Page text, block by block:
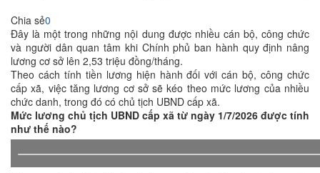
Chia sẻ0
Đây là một trong những nội dung được nhiều cán bộ, công chức
và người dân quan tâm khi Chính phủ ban hành quy định nâng
lương cơ sở lên 2,53 triệu đồng/tháng.
Theo cách tính tiền lương hiện hành đối với cán bộ, công chức
cấp xã, việc tăng lương cơ sở sẽ kéo theo mức lương của nhiều
chức danh, trong đó có chủ tịch UBND cấp xã.
Mức lương chủ tịch UBND cấp xã từ ngày 1/7/2026 được tính
như thế nào?